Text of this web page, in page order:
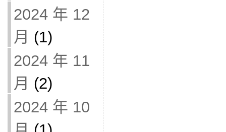
2024 年 12
月 (1)
2024 年 11
月 (2)
2024 年 10